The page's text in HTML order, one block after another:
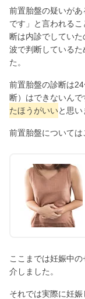
前置胎盤の疑いが
です」と言われる
断は内診でしてい
波で判断している
た。
前置胎盤の診断は
断）はできないんで
たほうがいいと思い
前置胎盤については
ここまでは妊娠中
介しました。
それでは実際に妊